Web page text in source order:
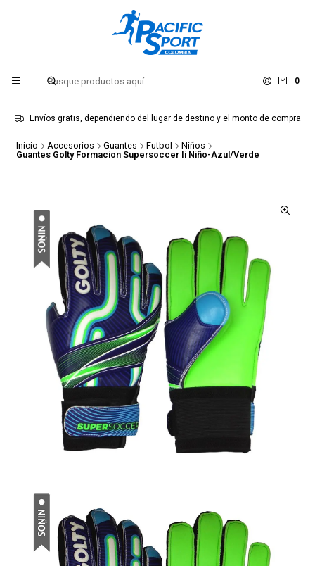
0
Envíos gratis, dependiendo del lugar de destino y el monto de compra
Inicio Accesorios Guantes Futbol
Niños
Guantes Golty Formacion Supersoccer Ii Niño-Azul/Verde